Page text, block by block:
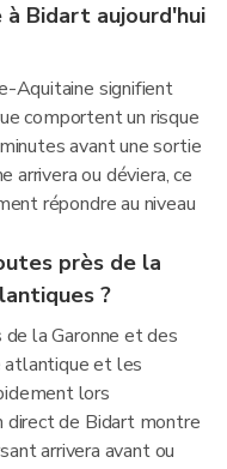
Bidart aujourd'hui
Aquitaine signifient
comportent un risque
avant une sortie
ou déviera, ce
répondre au niveau
près de la
?
la Garonne et des
atlantique et les
lors
direct de Bidart montre
arrivera avant ou